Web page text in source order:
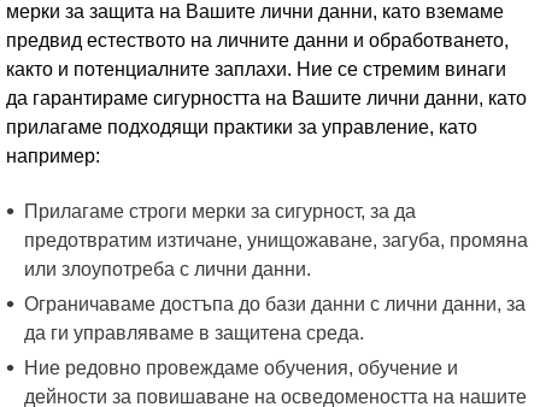
мерки за защита на Вашите лични данни, като вземаме
предвид естеството на личните данни и обработването,
както и потенциалните заплахи. Ние се стремим винаги
да гарантираме сигурността на Вашите лични данни, като
прилагаме подходящи практики за управление, като
например:
Прилагаме строги мерки за сигурност, за да
предотвратим изтичане, унищожаване, загуба, промяна
или злоупотреба с лични данни.
Ограничаваме достъпа до бази данни с лични данни, за
да ги управляваме в защитена среда.
Ние редовно провеждаме обучения, обучение и
дейности за повишаване на осведомеността на нашите